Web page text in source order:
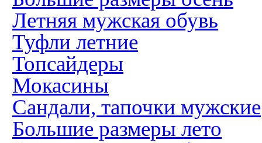
Летняя мужская обувь
Туфли летние
Топсайдеры
Мокасины
Сандали, тапочки мужские
Большие размеры лето